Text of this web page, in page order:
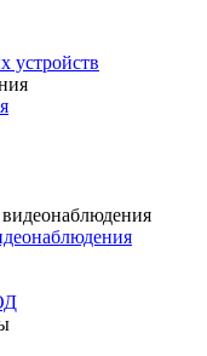
устройств